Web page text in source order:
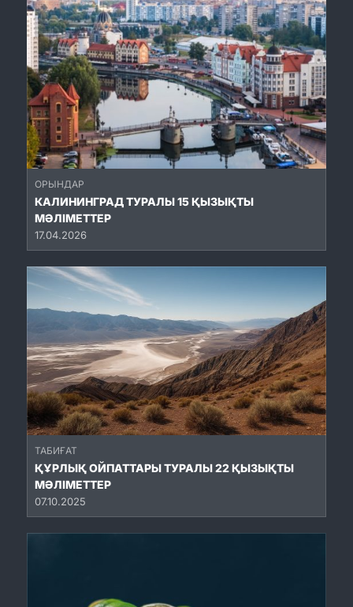
ОРЫНДАР
КАЛИНИНГРАД ТУРАЛЫ 15 ҚЫЗЫҚТЫ
МӘЛІМЕТТЕР
17.04.2026
ТАБИҒАТ
ҚҰРЛЫҚ ОЙПАТТАРЫ ТУРАЛЫ 22 ҚЫЗЫҚТЫ
МӘЛІМЕТТЕР
07.10.2025